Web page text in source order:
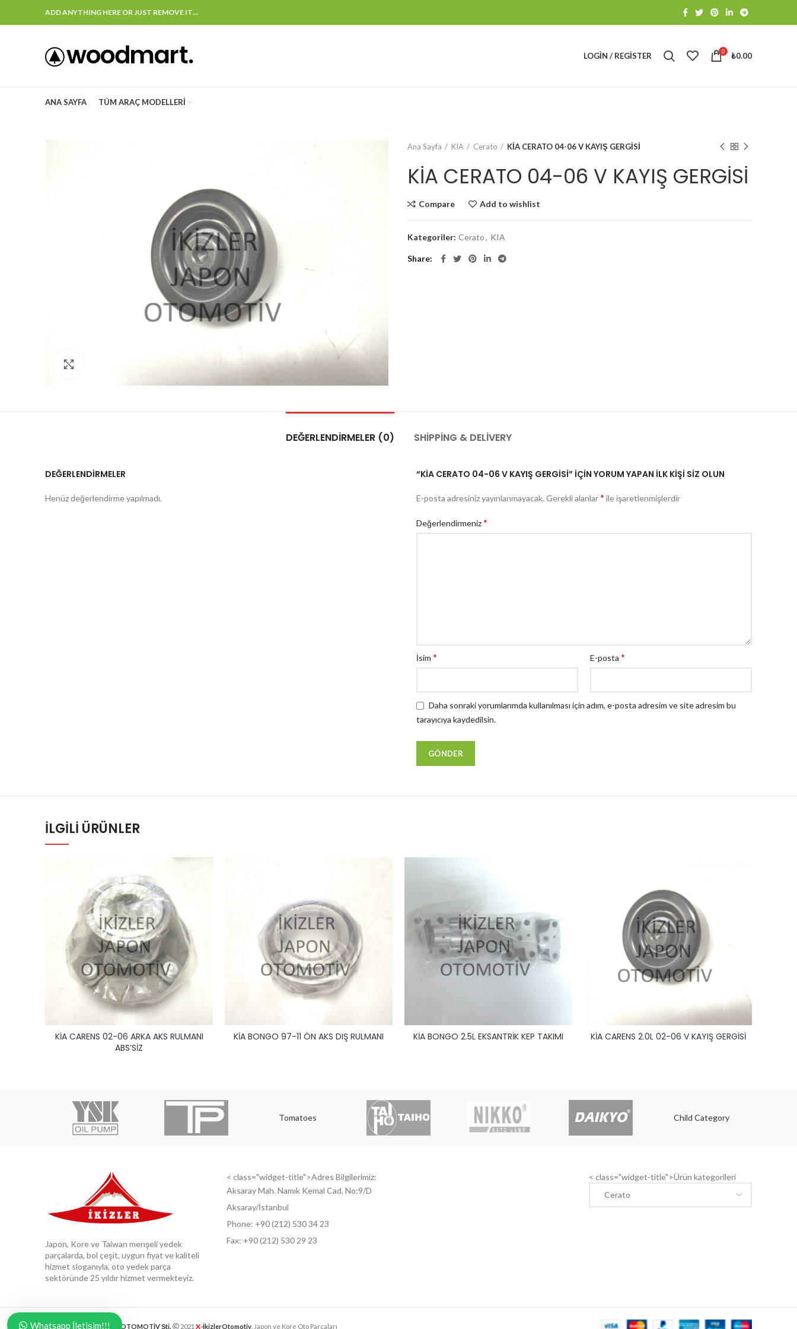
ADD ANYTHING HERE OR JUST REMOVE IT…
LOGIN / REGISTER 0 ₺0.00
ANA SAYFA TÜM ARAÇ MODELLERI
Ana Sayfa KIA Cerato KİA CERATO 04-06 V KAYIŞ GERGİSİ
KİA CERATO 04-06 V KAYIŞ GERGİSİ
Compare Add to wishlist
Kategoriler: Cerato, KIA
Share
DEĞERLENDIRMELER (0) SHIPPING & DELIVERY
DEĞERLENDIRMELER
Henüz değerlendirme yapılmadı.
“KİA CERATO 04-06 V KAYIŞ GERGİSİ” IÇIN YORUM YAPAN ILK KIŞI SIZ OLUN
E-posta adresiniz yayınlanmayacak. Gerekli alanlar* ile işaretlenmişlerdir
Değerlendirmeniz*
İsim * E-posta *
Daha sonraki yorumlarımda kullanılması için adım, e-posta adresim ve site adresim bu
tarayıcıya kaydedilsin.
İLGILI ÜRÜNLER
KİA CARENS 02-06 ARKA AKS RULMANI
ABS’SİZ
KİA BONGO 97-11 ÖN AKS DIŞ RULMANI KİA BONGO 2.5L EKSANTRİK KEP TAKIMI KİA CARENS 2.0L 02-06 V KAYIŞ GERGİSİ
Tomatoes Child Category
Japon, Kore ve Taiwan menşeli yedek
parçalarda, bol çeşit, uygun fiyat ve kaliteli
hizmet sloganıyla, oto yedek parça
sektöründe 25 yıldır hizmet vermekteyiz.
< class="widget-title">Adres Bilgilerimiz:
Aksaray Mah. Namık Kemal Cad. No:9/D
Aksaray/İstanbul
Phone: +90 (212) 530 34 23
Fax: +90 (212) 530 29 23
< class="widget-title">Ürün kategorileri
İKİZLER JAPON & KORE OTOMOTİV Şti. 2021 X-İkizlerOtomotiv . Japon ve Kore Oto Parçaları
Whatsapp İletişim!!!